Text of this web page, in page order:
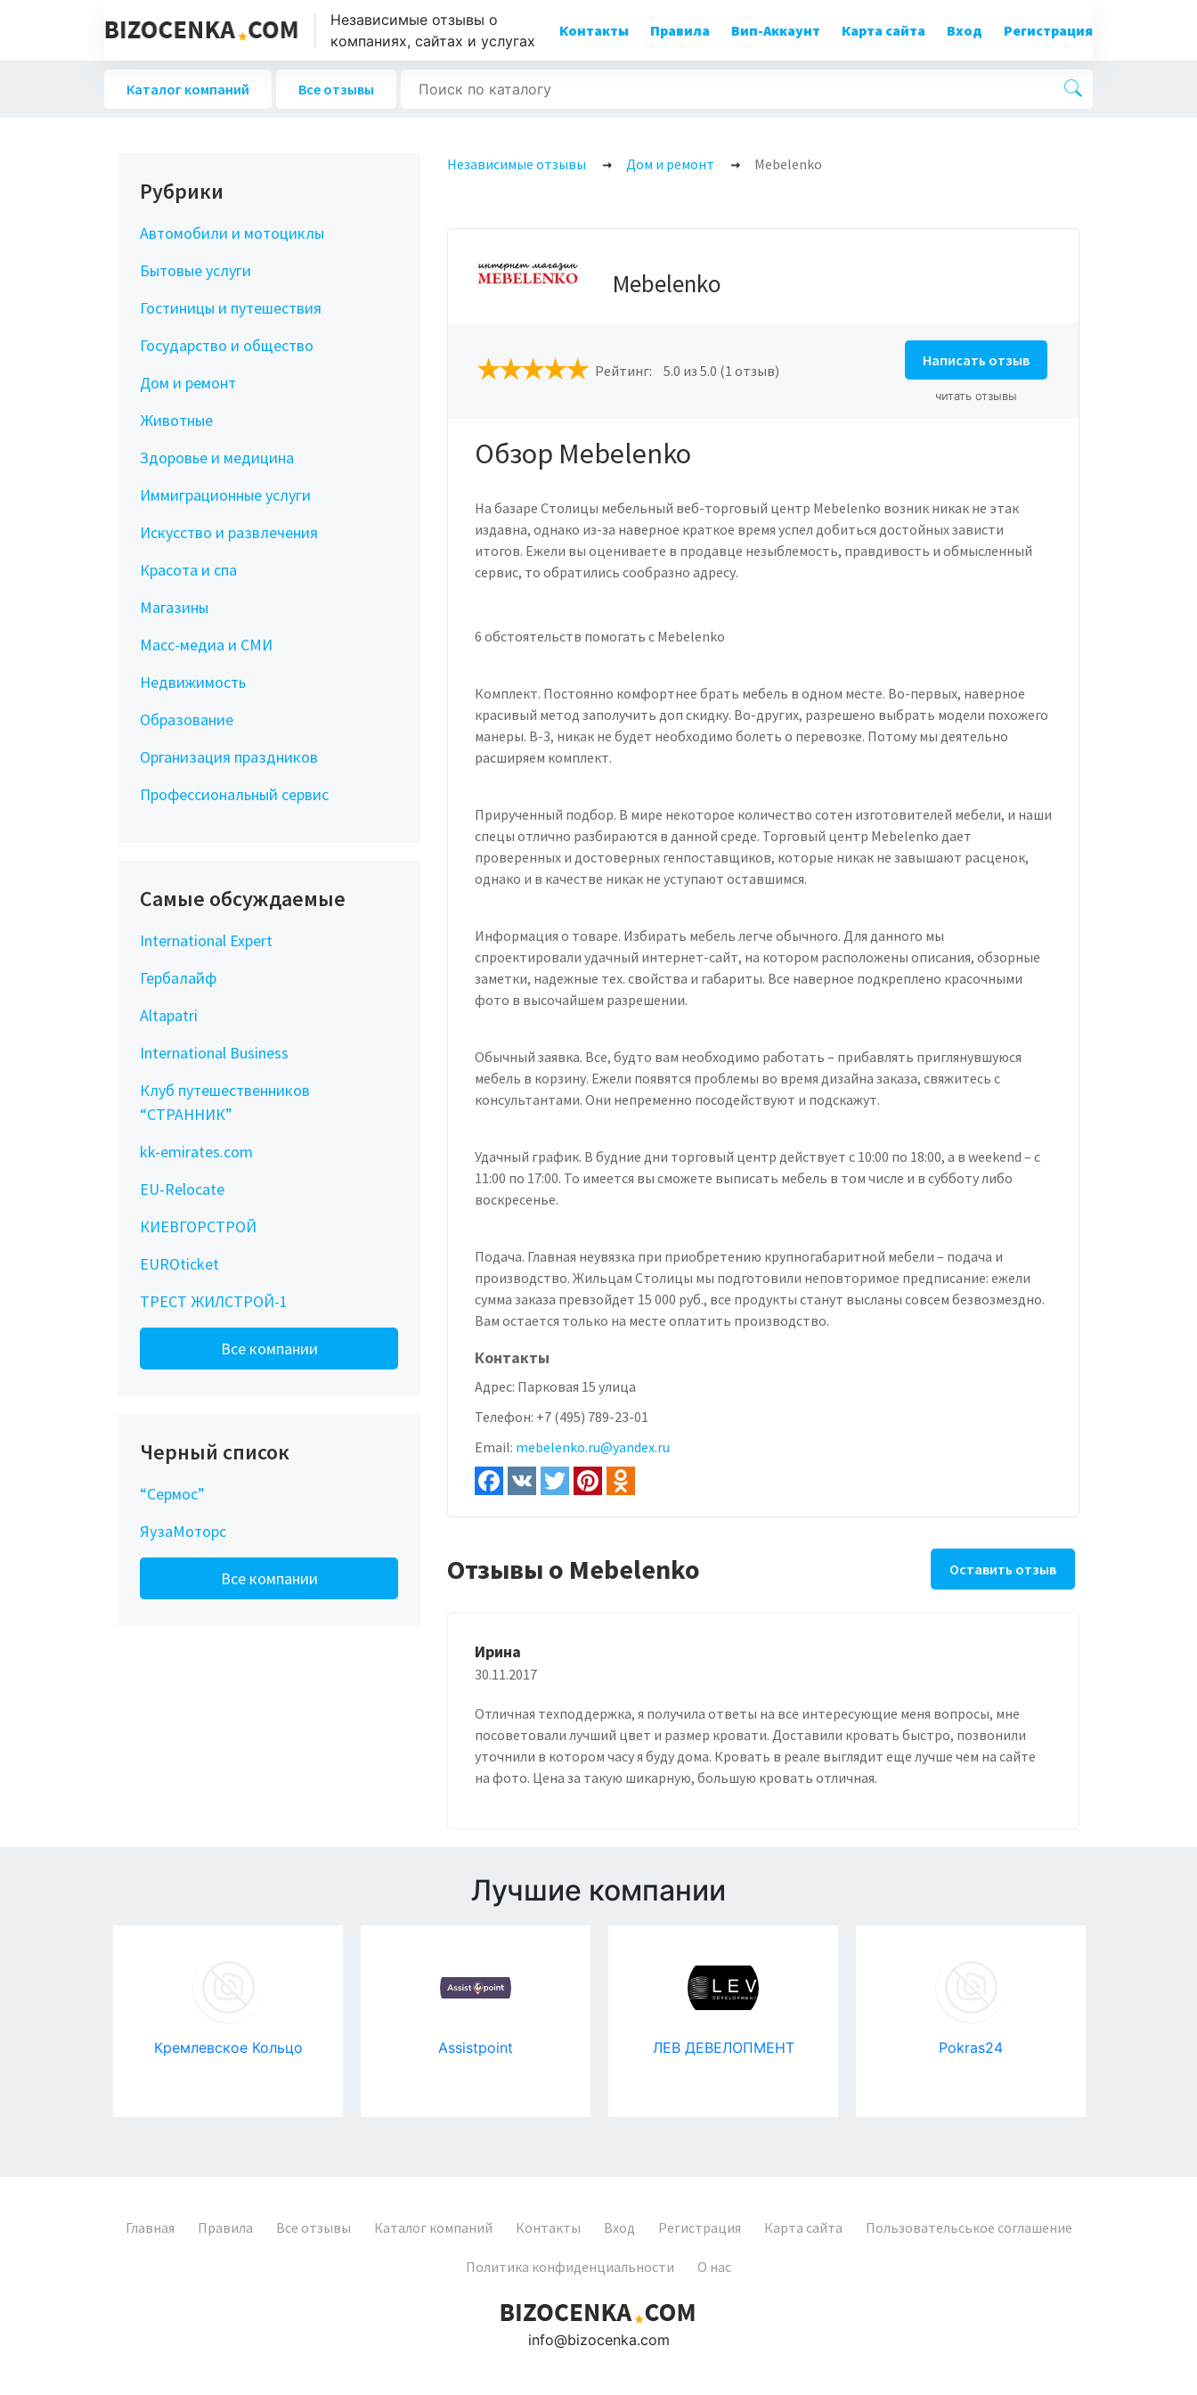
Независимые отзывы о
компаниях, сайтах и услугах
Контакты Правила Вип-Аккаунт Карта сайта Вход Регистрация
Каталог компаний Все отзывы
Независимые отзывы Дом и ремонт Mebelenko
Mebelenko
Рейтинг: 5.0 из 5.0 (1 отзыв)
Написать отзыв
читать отзывы
Обзор Mebelenko
На базаре Столицы мебельный веб-торговый центр Mebelenko возник никак не этак
издавна, однако из-за наверное краткое время успел добиться достойных зависти
итогов. Ежели вы оцениваете в продавце незыблемость, правдивость и обмысленный
сервис, то обратились сообразно адресу.
6 обстоятельств помогать с Mebelenko
Комплект. Постоянно комфортнее брать мебель в одном месте. Во-первых, наверное
красивый метод заполучить доп скидку. Во-других, разрешено выбрать модели похожего
манеры. В-3, никак не будет необходимо болеть о перевозке. Потому мы деятельно
расширяем комплект.
Прирученный подбор. В мире некоторое количество сотен изготовителей мебели, и наши
спецы отлично разбираются в данной среде. Торговый центр Mebelenko дает
проверенных и достоверных генпоставщиков, которые никак не завышают расценок,
однако и в качестве никак не уступают оставшимся.
Информация о товаре. Избирать мебель легче обычного. Для данного мы
спроектировали удачный интернет-сайт, на котором расположены описания, обзорные
заметки, надежные тех. свойства и габариты. Все наверное подкреплено красочными
фото в высочайшем разрешении.
Обычный заявка. Все, будто вам необходимо работать – прибавлять приглянувшуюся
мебель в корзину. Ежели появятся проблемы во время дизайна заказа, свяжитесь с
консультантами. Они непременно посодействуют и подскажут.
Удачный график. В будние дни торговый центр действует с 10:00 по 18:00, а в weekend – с
11:00 по 17:00. То имеется вы сможете выписать мебель в том числе и в субботу либо
воскресенье.
Подача. Главная неувязка при приобретению крупногабаритной мебели – подача и
производство. Жильцам Столицы мы подготовили неповторимое предписание: ежели
сумма заказа превзойдет 15 000 руб., все продукты станут высланы совсем безвозмездно.
Вам остается только на месте оплатить производство.
Контакты
Адрес: Парковая 15 улица
Телефон: +7 (495) 789-23-01
Email: mebelenko.ru@yandex.ru
Отзывы о Mebelenko Оставить отзыв
Ирина
30.11.2017
Отличная техподдержка, я получила ответы на все интересующие меня вопросы, мне
посоветовали лучший цвет и размер кровати. Доставили кровать быстро, позвонили
уточнили в котором часу я буду дома. Кровать в реале выглядит еще лучше чем на сайте
на фото. Цена за такую шикарную, большую кровать отличная.
Рубрики
Автомобили и мотоциклы
Бытовые услуги
Гостиницы и путешествия
Государство и общество
Дом и ремонт
Животные
Здоровье и медицина
Иммиграционные услуги
Искусство и развлечения
Красота и спа
Магазины
Масс-медиа и СМИ
Недвижимость
Образование
Организация праздников
Профессиональный сервис
Самые обсуждаемые
International Expert
Гербалайф
Altapatri
International Business
Клуб путешественников
“СТРАННИК”
kk-emirates.com
EU-Relocate
КИЕВГОРСТРОЙ
EUROticket
ТРЕСТ ЖИЛСТРОЙ-1
Все компании
Черный список
“Сермос”
ЯузаМоторс
Все компании
Лучшие компании
Кремлевское Кольцо Assistpoint ЛЕВ ДЕВЕЛОПМЕНТ Pokras24
Главная Правила Все отзывы Каталог компаний Контакты Вход Регистрация Карта сайта Пользовательськое соглашение
Политика конфиденциальности О нас
info@bizocenka.com